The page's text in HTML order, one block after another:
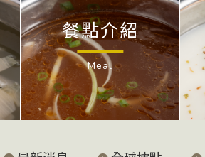
餐點介紹
Meal